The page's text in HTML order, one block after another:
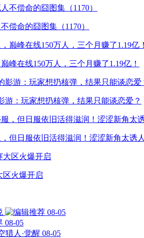
偿命的囧图集（1170）
峰在线150万人，三个月赚了1.19亿！
游：玩家想扔核弹，结果只能谈恋爱？
但日服依旧活得滋润！涩涩新角太诱人
区火爆开启
08-05
08-05
猎人·觉醒 08-05